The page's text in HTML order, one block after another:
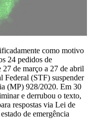
como motivo
24 pedidos de
de março a 27 de abril
Federal (STF) suspender
(MP) 928/2020. Em 30
e derrubou o texto,
respostas via Lei de
de emergência